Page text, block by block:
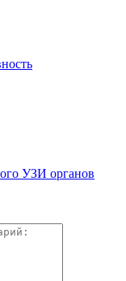
УЗИ органов